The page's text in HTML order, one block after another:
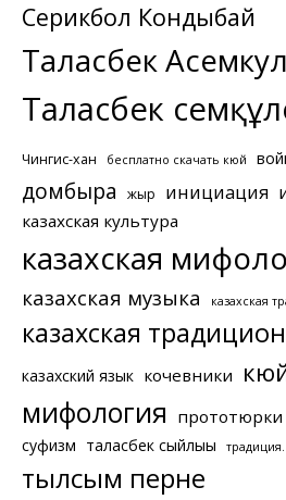
Серикбол Кондыбай
Таласбек
Таласбек
Чингис-хан бесплатно скачать кюй
домбыра жыр инициация
казахская культура
казахская
казахская музыка казахская
казахская
казахский язык кочевники
мифология прототюрки
суфизм таласбек сыйлығы традиция.
тылсым перне